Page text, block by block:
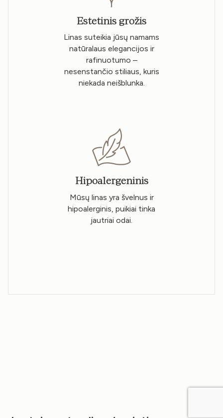
Estetinis grožis
Linas suteikia jūsų namams
natūralaus elegancijos ir
rafinuotumo –
nesenstančio stiliaus, kuris
niekada neišblunka.
Hipoalergeninis
Mūsų linas yra švelnus ir
hipoalerginis, puikiai tinka
jautriai odai.